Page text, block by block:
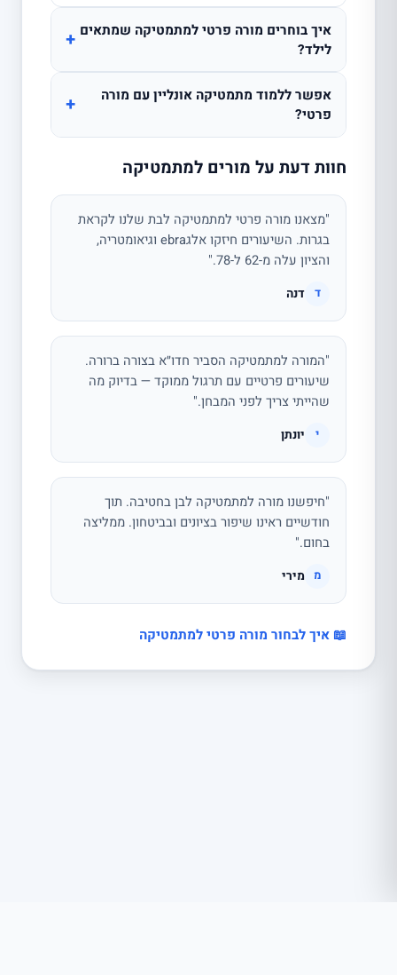
איך בוחרים מורה פרטי למתמטיקה שמתאים
לילד?
+
אפשר ללמוד מתמטיקה אונליין עם מורה
פרטי?
+
חוות דעת על מורים למתמטיקה
"מצאנו מורה פרטי למתמטיקה לבת שלנו לקראת
בגרות. השיעורים חיזקו אלגebra וגיאומטריה,
והציון עלה מ-62 ל-78."
ד דנה
"המורה למתמטיקה הסביר חדו״א בצורה ברורה.
שיעורים פרטיים עם תרגול ממוקד — בדיוק מה
שהייתי צריך לפני המבחן."
י יונתן
"חיפשנו מורה למתמטיקה לבן בחטיבה. תוך
חודשיים ראינו שיפור בציונים ובביטחון. ממליצה
בחום."
מ מירי
📖 איך לבחור מורה פרטי למתמטיקה